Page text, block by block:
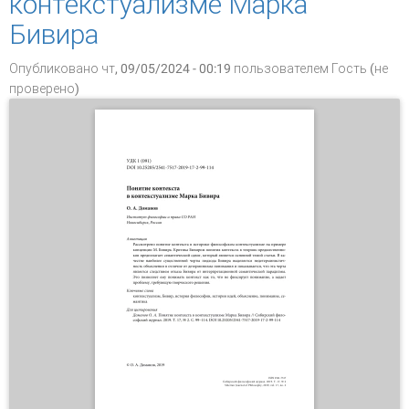
Бивира
Опубликовано чт, 09/05/2024 - 00:19 пользователем Гость (не
проверено)